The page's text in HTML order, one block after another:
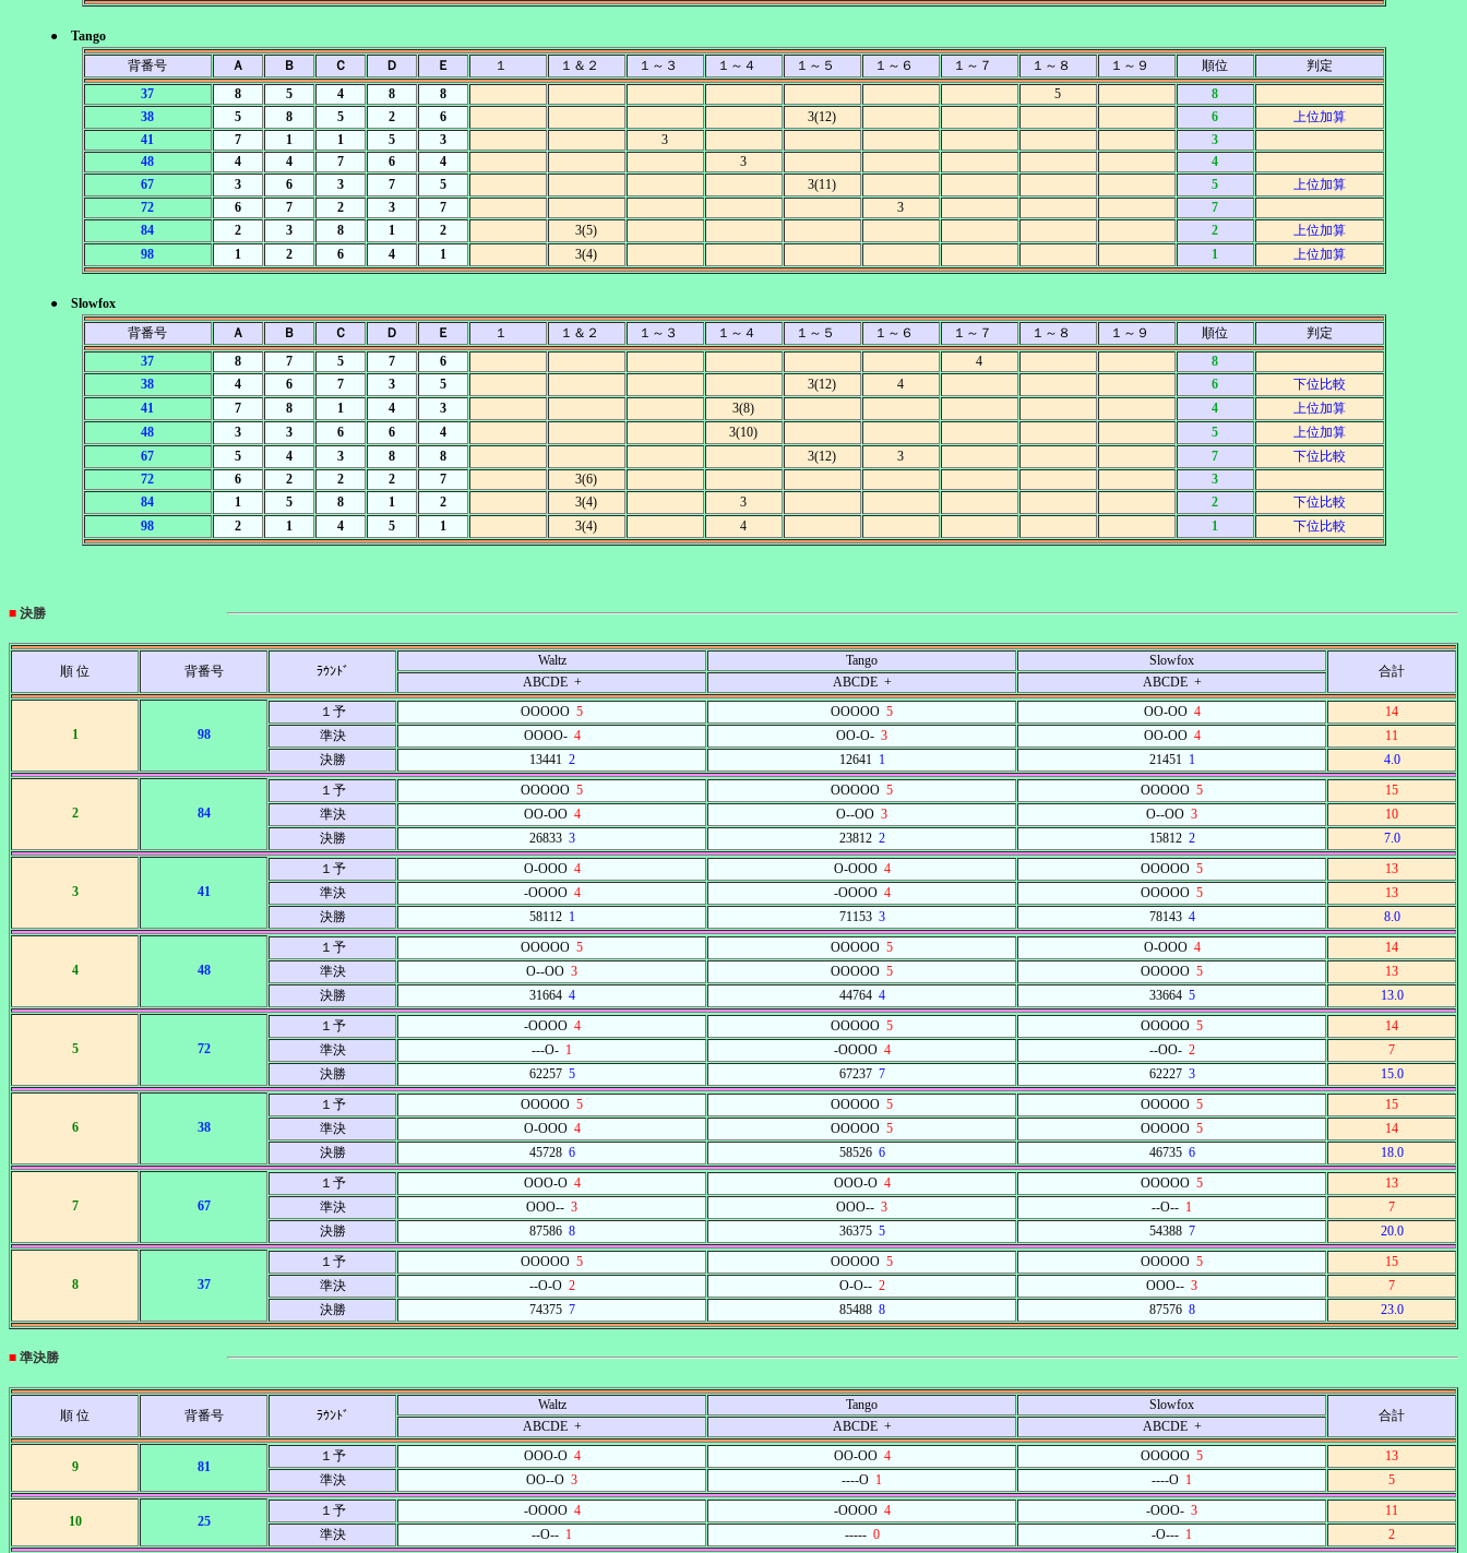
● Tango
背番号
Ａ Ｂ Ｃ Ｄ Ｅ １ １＆２ １～３ １～４ １～５ １～６ １～７ １～８ １～９ 順位
判定
37
8 5 4 8 8 5
8
38
5 8 5 2 6 3(12) 6
上位加算
41
7 1 1 5 3 3
3
48
4 4 7 6 4 3
4
67
3 6 3 7 5 3(11) 5
上位加算
72
6 7 2 3 7 3
7
84
2 3 8 1 2 3(5) 2
上位加算
98
1 2 6 4 1 3(4) 1 上位加算
● Slowfox
背番号
Ａ Ｂ Ｃ Ｄ Ｅ １ １＆２ １～３ １～４ １～５ １～６ １～７ １～８ １～９ 順位
判定
37
8 7 5 7 6 4
8
38
4 6 7 3 5 3(12) 4 6
下位比較
41
7 8 1 4 3 3(8) 4
上位加算
48
3 3 6 6 4 3(10) 5
上位加算
67
5 4 3 8 8 3(12) 3 7
下位比較
72
6 2 2 2 7 3(6)
3
84
1 5 8 1 2 3(4) 3 2
下位比較
98
2 1 4 5 1 3(4) 4 1 下位比較
■ 決勝
順 位 背番号 ﾗｳﾝﾄﾞ
Waltz Tango Slowfox
合計
ABCDE + ABCDE + ABCDE +
1 98
１予 OOOOO 5 OOOOO 5 OO-OO4
14
準決
OOOO-4 OO-O- 3 OO-OO4
11
決勝
134412 126411 214511 4.0
2 84
１予 OOOOO 5 OOOOO 5 OOOOO 5
15
準決
OO-OO4 O--OO 3 O--OO 3
10
決勝
268333 238122 158122 7.0
3 41
１予 O-OOO4 O-OOO4 OOOOO 5
13
準決
-OOOO4 -OOOO4 OOOOO 5
13
決勝
581121 711533 781434 8.0
4 48
１予 OOOOO 5 OOOOO 5 O-OOO4
14
準決
O--OO 3 OOOOO 5 OOOOO 5
13
決勝
316644 447644 336645 13.0
5 72
１予 -OOOO4 OOOOO 5 OOOOO 5
14
準決
---O- 1 -OOOO4 --OO-2
7
決勝
622575 672377 622273 15.0
6 38
１予 OOOOO 5 OOOOO 5 OOOOO 5
15
準決
O-OOO4 OOOOO 5 OOOOO 5
14
決勝
457286 585266 467356 18.0
7 67
１予 OOO-O4 OOO-O4 OOOOO 5
13
準決
OOO-- 3 OOO-- 3 --O-- 1
7
決勝
875868 363755 543887 20.0
8 37
１予 OOOOO 5 OOOOO 5 OOOOO 5
15
準決
--O-O2 O-O--2 OOO-- 3
7
決勝
743757 854888 875768 23.0
■ 準決勝
順 位 背番号 ﾗｳﾝﾄﾞ
Waltz Tango Slowfox
合計
ABCDE + ABCDE + ABCDE +
9 81
１予 OOO-O4 OO-OO4 OOOOO 5
13
準決
OO--O 3 ----O 1 ----O 1 5
10 25
１予 -OOOO4 -OOOO4 -OOO- 3
11
準決
--O-- 1 -----0 -O--- 1 2